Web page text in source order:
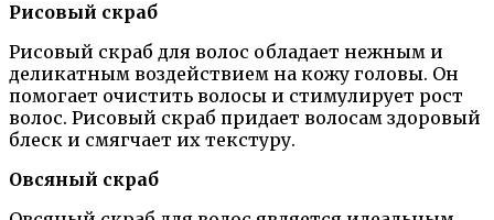
Рисовый скраб
Рисовый скраб для волос обладает нежным и
деликатным воздействием на кожу головы. Он
помогает очистить волосы и стимулирует рост
волос. Рисовый скраб придает волосам здоровый
блеск и смягчает их текстуру.
Овсяный скраб